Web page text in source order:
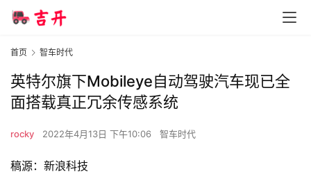
首页 智车时代
英特尔旗下Mobileye自动驾驶汽车现已全
面搭载真正冗余传感系统
rocky 2022年4月13日 下午10:06 智车时代
稿源：新浪科技